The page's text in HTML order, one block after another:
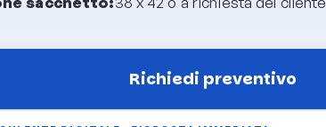
Richiedi preventivo